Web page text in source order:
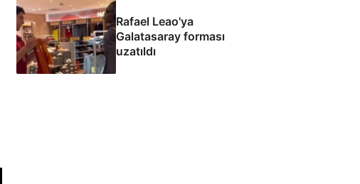
Rafael Leao'ya
Galatasaray forması
uzatıldı